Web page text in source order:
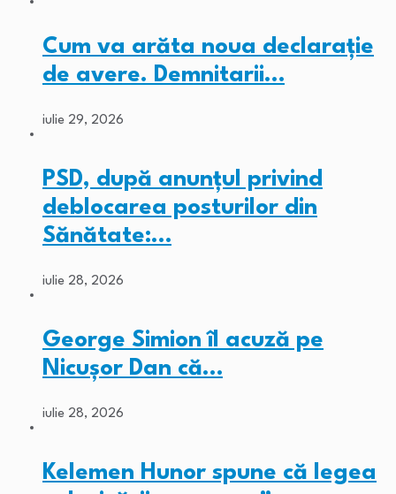
Cum va arăta noua declarație
de avere. Demnitarii…
iulie 29, 2026
PSD, după anunțul privind
deblocarea posturilor din
Sănătate:…
iulie 28, 2026
George Simion îl acuză pe
Nicușor Dan că…
iulie 28, 2026
Kelemen Hunor spune că legea